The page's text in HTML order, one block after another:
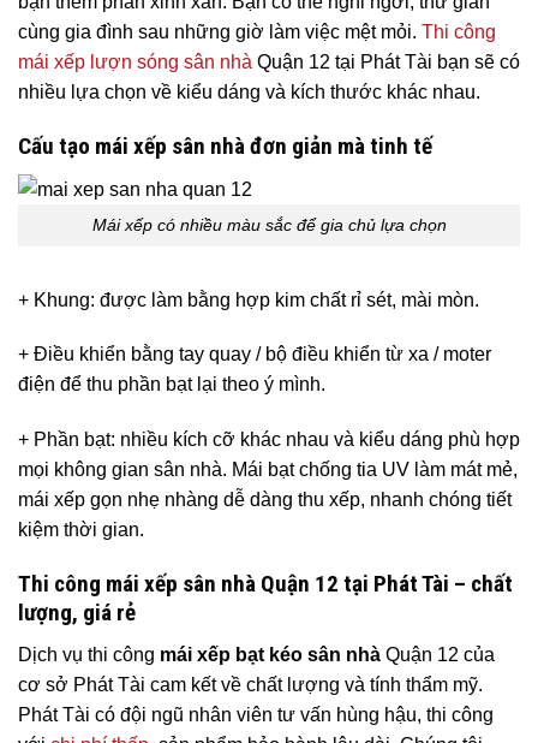
cùng gia đình sau những giờ làm việc mệt mỏi. Thi công
mái xếp lượn sóng sân nhà Quận 12 tại Phát Tài bạn sẽ có
nhiều lựa chọn về kiểu dáng và kích thước khác nhau.
Cấu tạo mái xếp sân nhà đơn giản mà tinh tế
Mái xếp có nhiều màu sắc để gia chủ lựa chọn
+ Khung: được làm bằng hợp kim chất rỉ sét, mài mòn.
+ Điều khiển bằng tay quay / bộ điều khiển từ xa / moter
điện để thu phần bạt lại theo ý mình.
+ Phần bạt: nhiều kích cỡ khác nhau và kiểu dáng phù hợp
mọi không gian sân nhà. Mái bạt chống tia UV làm mát mẻ,
mái xếp gọn nhẹ nhàng dễ dàng thu xếp, nhanh chóng tiết
kiệm thời gian.
Thi công mái xếp sân nhà Quận 12 tại Phát Tài – chất
lượng, giá rẻ
Dịch vụ thi công mái xếp bạt kéo sân nhà Quận 12 của
cơ sở Phát Tài cam kết về chất lượng và tính thẩm mỹ.
Phát Tài có đội ngũ nhân viên tư vấn hùng hậu, thi công